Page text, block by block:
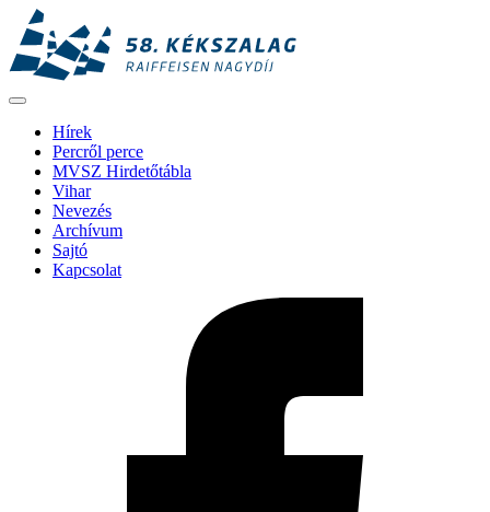
Hírek
Percről perce
MVSZ Hirdetőtábla
Vihar
Nevezés
Archívum
Sajtó
Kapcsolat